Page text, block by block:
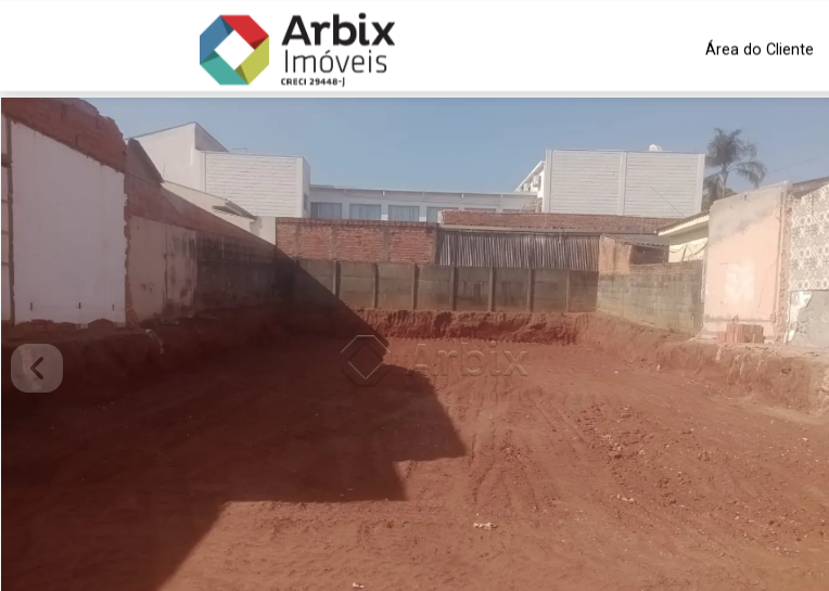
Área do Cliente